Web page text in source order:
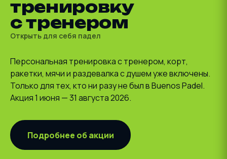
тренировку
с тренером
Открыть для себя падел
Персональная тренировка с тренером, корт,
ракетки, мячи и раздевалка с душем уже включены.
Только для тех, кто ни разу не был в Buenos Padel.
Акция 1 июня — 31 августа 2026.
Подробнее об акции